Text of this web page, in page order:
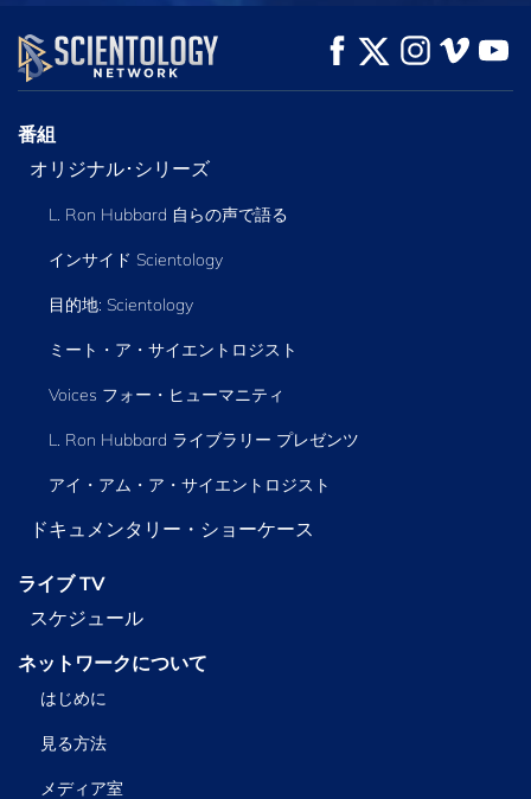
観る シリーズを探求
番組
オリジナル･シリーズ
L. Ron Hubbard 自らの声で語る
インサイド Scientology
目的地: Scientology
ミート・ア・サイエントロジスト
Voices フォー・ヒューマニティ
L. Ron Hubbard ライブラリー プレゼンツ
アイ・アム・ア・サイエントロジスト
ドキュメンタリー・ショーケース
ライブ TV
スケジュール
ネットワークについて
はじめに
見る方法
メディア室